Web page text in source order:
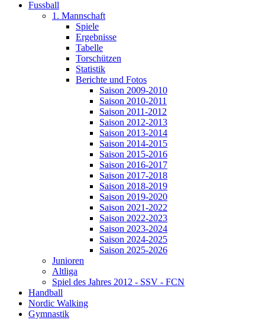
Fussball
1. Mannschaft
Spiele
Ergebnisse
Tabelle
Torschützen
Statistik
Berichte und Fotos
Saison 2009-2010
Saison 2010-2011
Saison 2011-2012
Saison 2012-2013
Saison 2013-2014
Saison 2014-2015
Saison 2015-2016
Saison 2016-2017
Saison 2017-2018
Saison 2018-2019
Saison 2019-2020
Saison 2021-2022
Saison 2022-2023
Saison 2023-2024
Saison 2024-2025
Saison 2025-2026
Junioren
Altliga
Spiel des Jahres 2012 - SSV - FCN
Handball
Nordic Walking
Gymnastik